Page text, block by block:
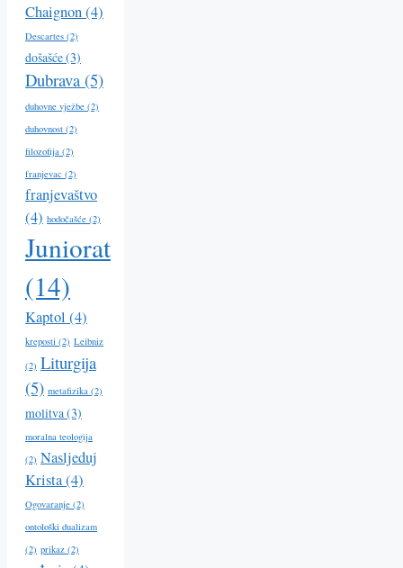
Chaignon(4)
Descartes (2)
došašće(3)
Dubrava (5)
duhovne vježbe (2)
duhovnost (2)
filozofija (2)
franjevac (2)
franjevaštvo
(4) hodočašće (2)
Juniorat
(14)
Kaptol (4)
kreposti (2) Leibniz
(2) Liturgija
(5) metafizika (2)
molitva(3)
moralna teologija
(2) Nasljeduj
Krista(4)
Ogovaranje (2)
ontološki dualizam
(2) prikaz (2)